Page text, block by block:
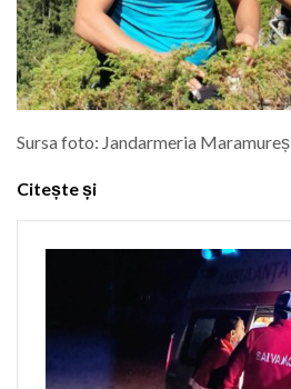
Sursa foto: Jandarmeria Maramureș
Citește și